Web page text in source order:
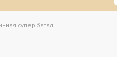
супер батал